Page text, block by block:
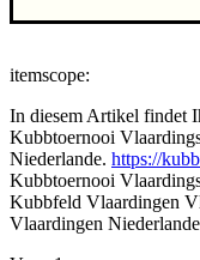
itemscope:
In diesem Artikel findet
Kubbtoernooi
Niederlande. https://
Kubbtoernooi
Kubbfeld Vlaardingen
Vlaardingen Niederlande